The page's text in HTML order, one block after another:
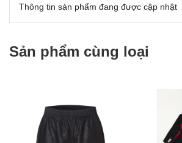
Thông tin sản phẩm đang được cập nhật
Sản phẩm cùng loại